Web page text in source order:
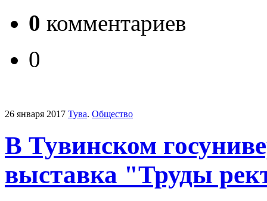
0 комментариев
0
26 января 2017 Тува. Общество
В Тувинском
выставка "Труды